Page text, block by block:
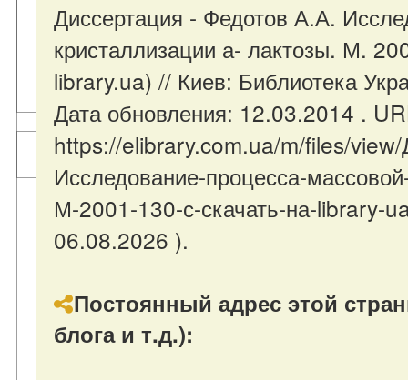
Диссертация - Федотов А.А.
кристаллизации а- лактозы. М.
library.ua) // Киев: Библиотека
Дата обновления: 12.03.2014 .
https://elibrary.com.ua/m/files/
Исследование-процесса-
М-2001-130-с-скачать-на-library-
06.08.2026 ).
Постоянный адрес этой
блога и т.д.):